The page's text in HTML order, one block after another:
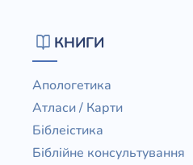
КНИГИ
Апологетика
Атласи / Карти
Біблеістика
Біблійне консультування